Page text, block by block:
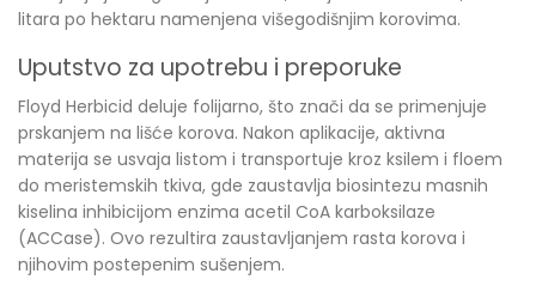
litara po hektaru namenjena višegodišnjim korovima.
Uputstvo za upotrebu i preporuke
Floyd Herbicid deluje folijarno, što znači da se primenjuje
prskanjem na lišće korova. Nakon aplikacije, aktivna
materija se usvaja listom i transportuje kroz ksilem i floem
do meristemskih tkiva, gde zaustavlja biosintezu masnih
kiselina inhibicijom enzima acetil CoA karboksilaze
(ACCase). Ovo rezultira zaustavljanjem rasta korova i
njihovim postepenim sušenjem.